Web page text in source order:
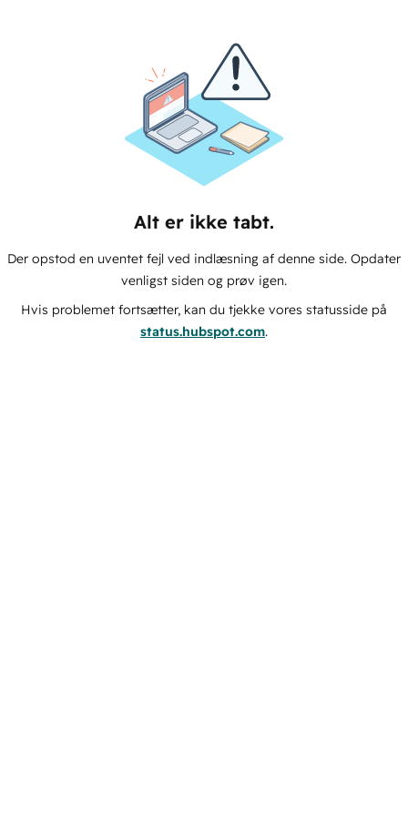
Alt er ikke tabt.
Der opstod en uventet fejl ved indlæsning af denne side. Opdater
venligst siden og prøv igen.
Hvis problemet fortsætter, kan du tjekke vores statusside på
status.hubspot.com.